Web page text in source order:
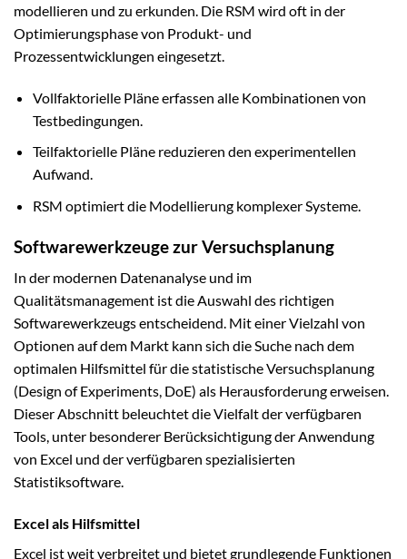
modellieren und zu erkunden. Die RSM wird oft in der
Optimierungsphase von Produkt- und
Prozessentwicklungen eingesetzt.
Vollfaktorielle Pläne erfassen alle Kombinationen von
Testbedingungen.
Teilfaktorielle Pläne reduzieren den experimentellen
Aufwand.
RSM optimiert die Modellierung komplexer Systeme.
Softwarewerkzeuge zur Versuchsplanung
In der modernen Datenanalyse und im
Qualitätsmanagement ist die Auswahl des richtigen
Softwarewerkzeugs entscheidend. Mit einer Vielzahl von
Optionen auf dem Markt kann sich die Suche nach dem
optimalen Hilfsmittel für die statistische Versuchsplanung
(Design of Experiments, DoE) als Herausforderung erweisen.
Dieser Abschnitt beleuchtet die Vielfalt der verfügbaren
Tools, unter besonderer Berücksichtigung der Anwendung
von Excel und der verfügbaren spezialisierten
Statistiksoftware.
Excel als Hilfsmittel
Excel ist weit verbreitet und bietet grundlegende Funktionen